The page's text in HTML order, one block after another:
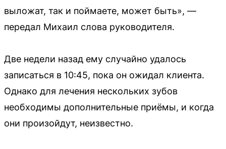
выложат, так и поймаете, может быть», —
передал Михаил слова руководителя.
Две недели назад ему случайно удалось
записаться в 10:45, пока он ожидал клиента.
Однако для лечения нескольких зубов
необходимы дополнительные приёмы, и когда
они произойдут, неизвестно.